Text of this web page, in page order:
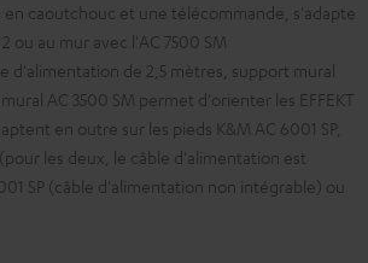
en caoutchouc et une télécommande, s'adapte
ou au mur avec l'AC 7500 SM
d'alimentation de 2,5 mètres, support mural
AC 3500 SM permet d'orienter les EFFEKT
en outre sur les pieds K&M AC 6001 SP,
les deux, le câble d'alimentation est
SP (câble d'alimentation non intégrable) ou